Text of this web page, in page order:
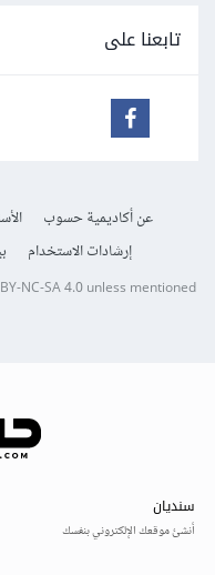
تابعنا على
عن أكاديمية حسوب
إرشادات الاستخدام
BY-NC-SA 4.0unless mentioned